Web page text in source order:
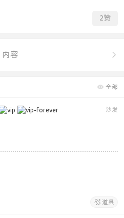
2赞

内容
 全部
沙发
 道具